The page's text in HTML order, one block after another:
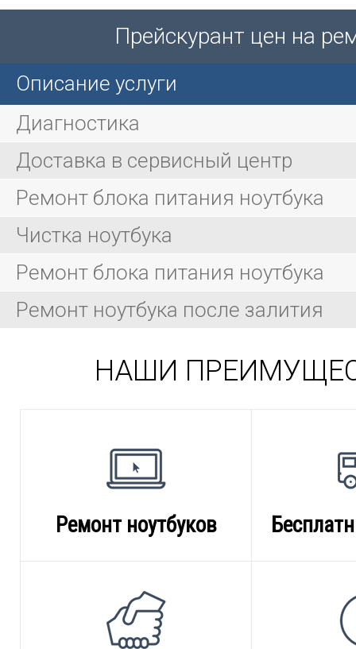
Прейскурант цен на
Описание услуги
Диагностика
Доставка в сервисный центр
Ремонт блока питания ноутбука
Чистка ноутбука
Ремонт блока питания ноутбука
Ремонт ноутбука после залития
НАШИ
Ремонт ноутбуков